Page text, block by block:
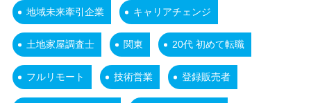
地域未来牽引企業 キャリアチェンジ
土地家屋調査士 関東 20代 初めて転職
フルリモート 技術営業 登録販売者